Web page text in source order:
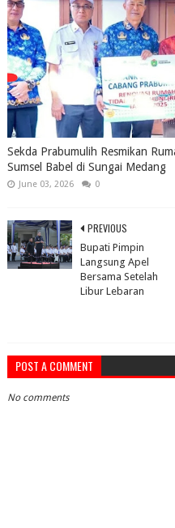
Sekda Prabumulih Resmikan
Sumsel Babel di Sungai Medang
June 03, 2026 0
PREVIOUS
Bupati Pimpin
Langsung Apel
Bersama Setelah
Libur Lebaran
POST A COMMENT
No comments